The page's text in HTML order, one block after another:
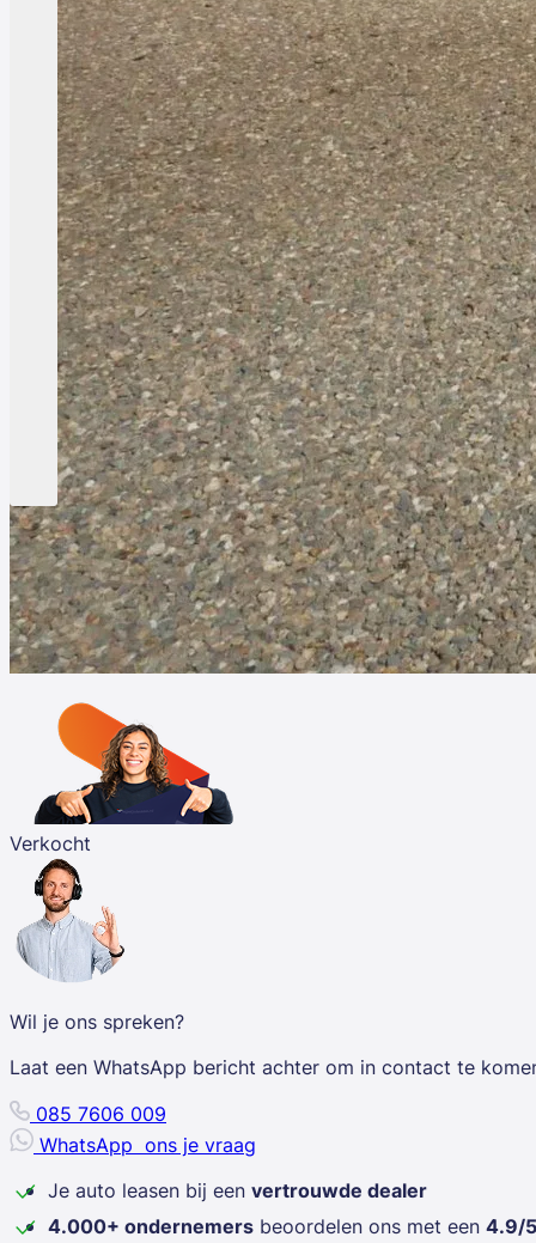
Verkocht
Wil je ons spreken?
Laat een WhatsApp bericht achter om in contact te
085 7606 009
WhatsApp ons je vraag
Je auto leasen bij een vertrouwde dealer
4.000+ ondernemers beoordelen ons met een 4.9/5